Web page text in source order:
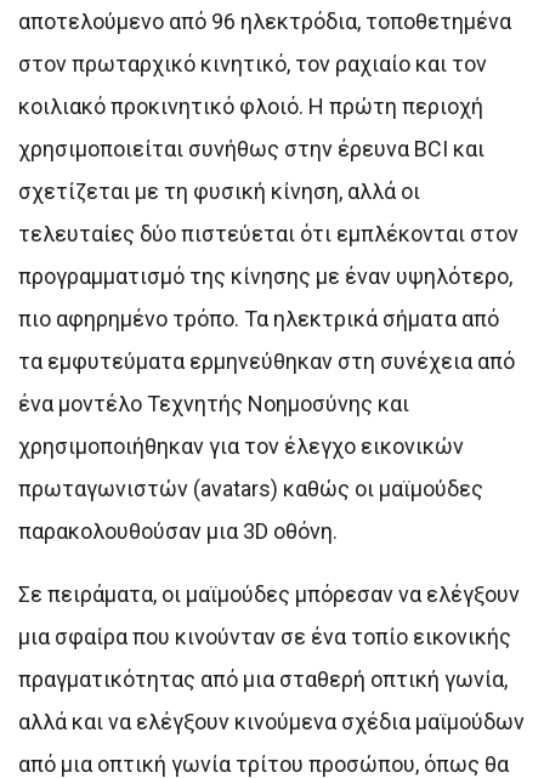
αποτελούμενο από 96 ηλεκτρόδια, τοποθετημένα
στον πρωταρχικό κινητικό, τον ραχιαίο και τον
κοιλιακό προκινητικό φλοιό. Η πρώτη περιοχή
χρησιμοποιείται συνήθως στην έρευνα BCI και
σχετίζεται με τη φυσική κίνηση, αλλά οι
τελευταίες δύο πιστεύεται ότι εμπλέκονται στον
προγραμματισμό της κίνησης με έναν υψηλότερο,
πιο αφηρημένο τρόπο. Τα ηλεκτρικά σήματα από
τα εμφυτεύματα ερμηνεύθηκαν στη συνέχεια από
ένα μοντέλο Τεχνητής Νοημοσύνης και
χρησιμοποιήθηκαν για τον έλεγχο εικονικών
πρωταγωνιστών (avatars) καθώς οι μαϊμούδες
παρακολουθούσαν μια 3D οθόνη.
Σε πειράματα, οι μαϊμούδες μπόρεσαν να ελέγξουν
μια σφαίρα που κινούνταν σε ένα τοπίο εικονικής
πραγματικότητας από μια σταθερή οπτική γωνία,
αλλά και να ελέγξουν κινούμενα σχέδια μαϊμούδων
από μια οπτική γωνία τρίτου προσώπου, όπως θα